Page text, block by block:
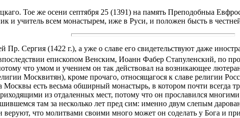
Тое же осени септября 25 (1391) на память Преподобныа
и учитель всем монастырем, иже в Руси, и положен бысть в
Пр. Сергия (1422 г.), а уже о славе его свидетельствуют даже
епископом Венским, Иоанн Фабер Стапуленский, по
что умом и учением он так действовал на возникающее
Москвитян), кроме прочаго, относящагося к славе религии
есть весьма обширный монастырь, в котором почти всегда
из отдаленных мест, потому что он прославился
там за несколько лет пред сим: именно двум слепым
веруют, что молитвами своими много может он соделать у Бога и при